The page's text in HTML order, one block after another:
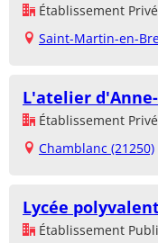
Établissement
Saint-Martin-en-
L'atelier
Établissement Privé
Chamblanc (21250)
Lycée
Établissement